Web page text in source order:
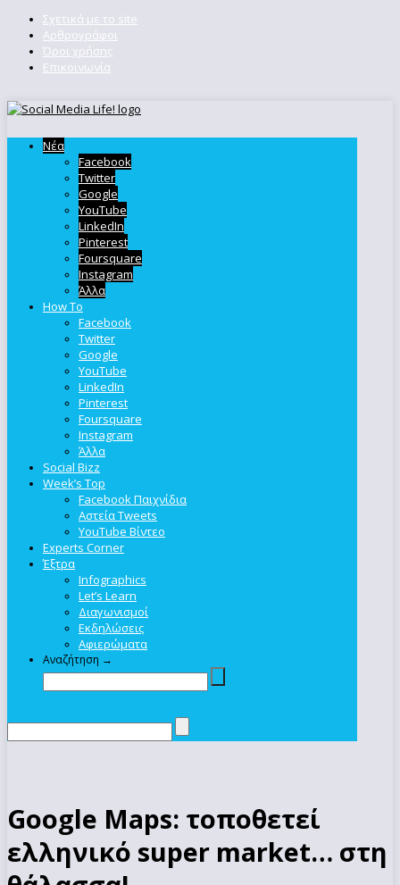
Σχετικά με το site
Αρθρογράφοι
Όροι χρήσης
Επικοινωνία
Νέα
Facebook
Twitter
Google
YouTube
LinkedIn
Pinterest
Foursquare
Instagram
Άλλα
How To
Facebook
Twitter
Google
YouTube
LinkedIn
Pinterest
Foursquare
Instagram
Άλλα
Social Bizz
Week’s Top
Facebook Παιχνίδια
Αστεία Tweets
YouTube Βίντεο
Experts Corner
Έξτρα
Infographics
Let’s Learn
Διαγωνισμοί
Εκδηλώσεις
Αφιερώματα
Αναζήτηση →
Google Maps: τοποθετεί
ελληνικό super market… στη